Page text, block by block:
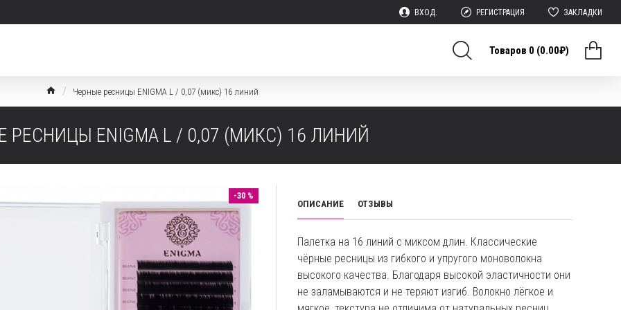
ВХОД. РЕГИСТРАЦИЯ ЗАКЛАДКИ
Товаров 0 (0.00₽)
Черные ресницы ENIGMA L / 0,07 (микс) 16 линий
РЕСНИЦЫ ENIGMA L / 0,07 (МИКС) 16 ЛИНИЙ
-30 %
ОПИСАНИЕ ОТЗЫВЫ
Палетка на 16 линий с миксом длин. Классические
чёрные ресницы из гибкого и упругого моноволокна
высокого качества. Благодаря высокой эластичности они
не заламываются и не теряют изгиб. Волокно лёгкое и